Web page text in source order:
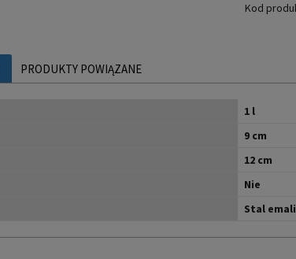
Kod
PRODUKTY POWIĄZANE
1 l
9 cm
12 cm
Nie
Stal